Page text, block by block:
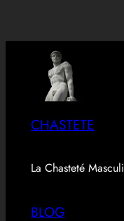
CHASTETE
La Chasteté
BLOG